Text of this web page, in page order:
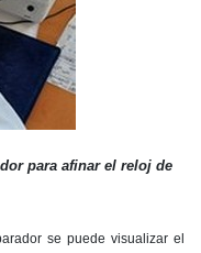
para afinar el reloj de
se puede visualizar el